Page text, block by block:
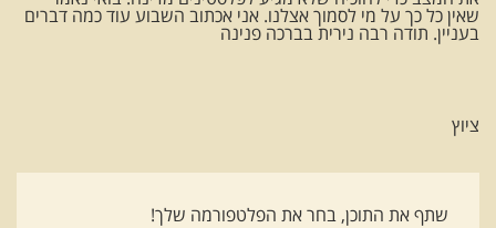
שאין כל כך על מי לסמוך אצלנו. אני אכתוב השבוע עוד כמה דברים
בעניין. תודה רבה נירית בברכה פנינה
ציוץ
שתף את התוכן, בחר את הפלטפורמה שלך!